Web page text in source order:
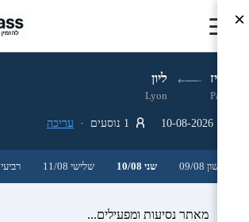
פריז ליון
Paris
Lyon
עריכה
ראשון 09/08 שני 10/08 שלישי 11/08 רביעי 12/08
מאתר נסיעות ומפעילים...
×